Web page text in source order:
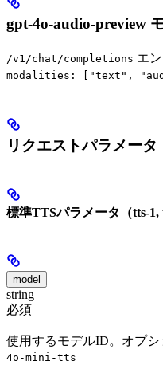
gpt-4o-audio-preview
/v1/chat/completions エ
modalities: ["text",
リクエストパラメータ
標準TTSパラメータ（tts-1,
model
string
必須
使用するモデルID。オプシ
4o-mini-tts